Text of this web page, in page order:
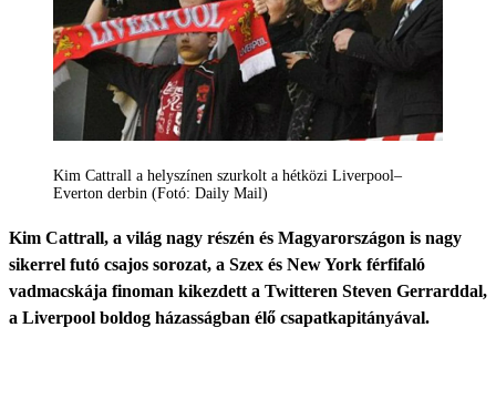
Kim Cattrall a helyszínen szurkolt a hétközi Liverpool–
Everton derbin (Fotó: Daily Mail)
Kim Cattrall, a világ nagy részén és Magyarországon is nagy
sikerrel futó csajos sorozat, a Szex és New York férfifaló
vadmacskája finoman kikezdett a Twitteren Steven Gerrarddal,
a Liverpool boldog házasságban élő csapatkapitányával.